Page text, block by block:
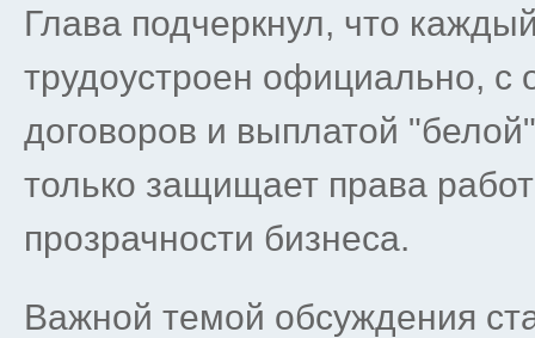
Глава подчеркнул, что
трудоустроен официально,
договоров и выплатой
только защищает права
прозрачности бизнеса.
Важной темой обсуждения